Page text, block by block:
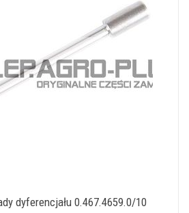
dyferencjału 0.467.4659.0/10